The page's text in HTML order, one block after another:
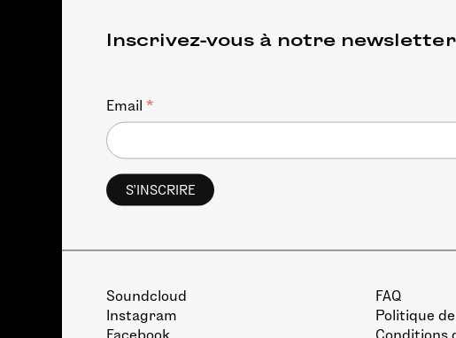
Inscrivez-vous à notre newsletter
Email *
Soundcloud
Instagram
Facebook
FAQ
Politique
Conditions